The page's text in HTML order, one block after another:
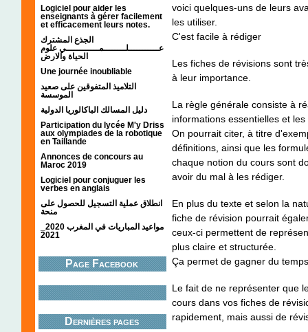
Logiciel pour aider les
enseignants à gérer facilement
et efficacement leurs notes.
الجذع المشترك
عـــــــــــلــــــــمــــــــــــي علوم
الحياة والارض
Une journée inoubliable
التلاميذ المتفوقين على صعيد
الموسسة
دليل المسالك الباكالوريا الدولية
Participation du lycée M'y Driss
aux olympiades de la robotique
en Taillande
Annonces de concours au
Maroc 2019
Logiciel pour conjuguer les
verbes en anglais
انطلاق عملية التسجيل للحصول على
منحة
2021
Page Facebook
Dernières pages
voici quelques-uns de leurs
les utiliser.
C'est facile à rédiger
Les fiches de révisions sont
à leur importance.
La règle générale consiste à
informations essentielles et
On pourrait citer, à titre
définitions, ainsi que les
chaque notion du cours sont
avoir du mal à les rédiger.
En plus du texte et selon la
fiche de révision pourrait
ceux-ci permettent de
plus claire et structurée.
Ça permet de gagner du temps
Le fait de ne représenter que
cours dans vos fiches de
rapidement, mais aussi de